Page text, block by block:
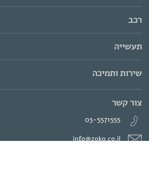
רכב
תעשייה
שירות ותמיכה
צור קשר
03-5571555
info@zoko.co.il